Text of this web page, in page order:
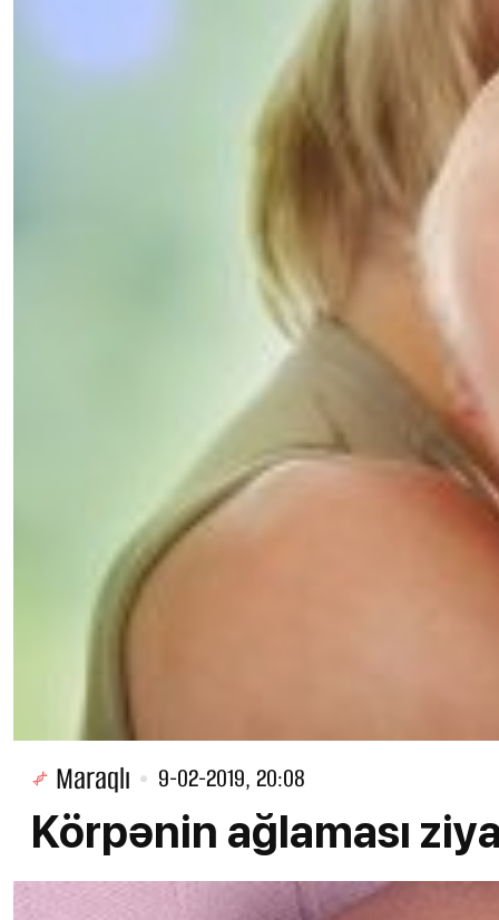
Maraqlı 9-02-2019, 20:08
Körpənin ağlaması